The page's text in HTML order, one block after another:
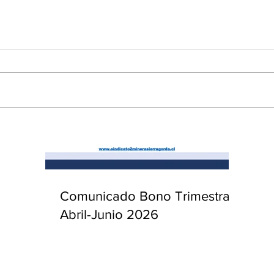
Comunicado Bono Trimestral
Abril-Junio 2026